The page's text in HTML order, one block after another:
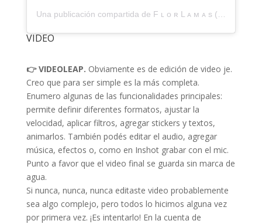
VIDEO
👉 VIDEOLEAP. Obviamente es de edición de video je.
Creo que para ser simple es la más completa.
Enumero algunas de las funcionalidades principales:
permite definir diferentes formatos, ajustar la
velocidad, aplicar filtros, agregar stickers y textos,
animarlos. También podés editar el audio, agregar
música, efectos o, como en Inshot grabar con el mic.
Punto a favor que el video final se guarda sin marca de
agua.
Si nunca, nunca, nunca editaste video probablemente
sea algo complejo, pero todos lo hicimos alguna vez
por primera vez. ¡Es intentarlo! En la cuenta de